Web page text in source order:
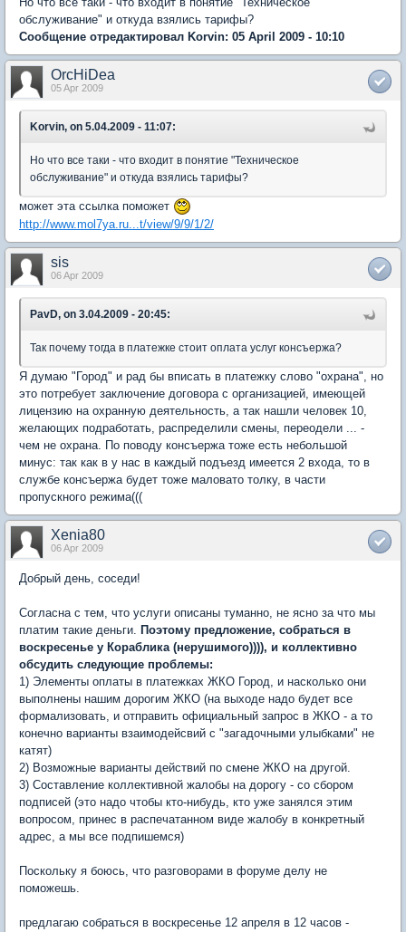
обслуживание" и откуда взялись тарифы?
Сообщение отредактировал Korvin: 05 April 2009 - 10:10
OrcHiDea
05 Apr 2009
Korvin, on 5.04.2009 - 11:07:
Но что все таки - что входит в понятие "Техническое
обслуживание" и откуда взялись тарифы?
может эта ссылка поможет
http://www.mol7ya.ru...t/view/9/9/1/2/
sis
06 Apr 2009
PavD, on 3.04.2009 - 20:45:
Так почему тогда в платежке стоит оплата услуг консъержа?
Я думаю "Город" и рад бы вписать в платежку слово "охрана", но
это потребует заключение договора с организацией, имеющей
лицензию на охранную деятельность, а так нашли человек 10,
желающих подработать, распределили смены, переодели ... -
чем не охрана. По поводу консъержа тоже есть небольшой
минус: так как в у нас в каждый подъезд имеется 2 входа, то в
службе консъержа будет тоже маловато толку, в части
пропускного режима(((
Xenia80
06 Apr 2009
Добрый день, соседи!
Согласна с тем, что услуги описаны туманно, не ясно за что мы
платим такие деньги. Поэтому предложение, собраться в
воскресенье у Кораблика (нерушимого)))), и коллективно
обсудить следующие проблемы:
1) Элементы оплаты в платежках ЖКО Город, и насколько они
выполнены нашим дорогим ЖКО (на выходе надо будет все
формализовать, и отправить официальный запрос в ЖКО - а то
конечно варианты взаимодейсвий с "загадочными улыбками" не
катят)
2) Возможные варианты действий по смене ЖКО на другой.
3) Составление коллективной жалобы на дорогу - со сбором
подписей (это надо чтобы кто-нибудь, кто уже занялся этим
вопросом, принес в распечатанном виде жалобу в конкретный
адрес, а мы все подпишемся)
Поскольку я боюсь, что разговорами в форуме делу не
поможешь.
предлагаю собраться в воскресенье 12 апреля в 12 часов -